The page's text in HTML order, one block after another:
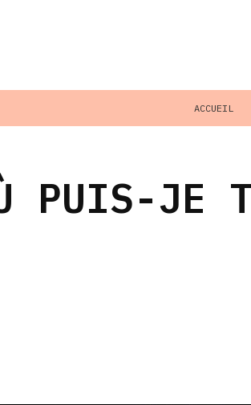
ACCUEIL
PUIS-JE